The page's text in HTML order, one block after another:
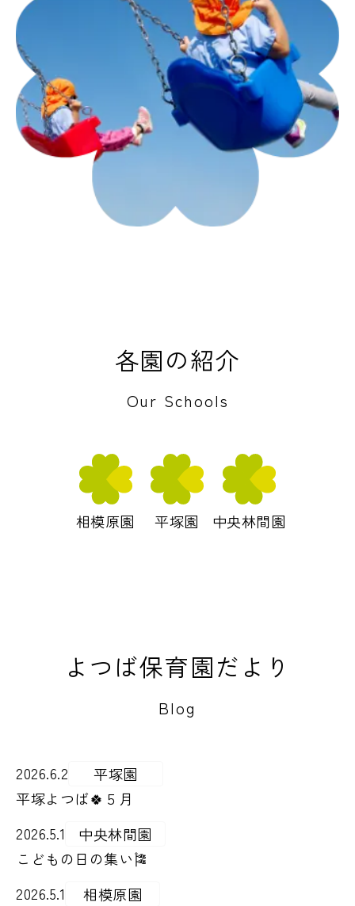
各園の紹介
Our Schools
相模原園 平塚園 中央林間園
よつば保育園だより
Blog
2026.6.2
平塚園
平塚よつば🍀５月
2026.5.1
中央林間園
こどもの日の集い🎏
2026.5.1
相模原園